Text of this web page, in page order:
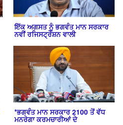
ਇੱਕ ਅਗਸਤ ਨੂੰ ਭਗਵੰਤ ਮਾਨ ਸਰਕਾਰ
ਨਵੀਂ ਰਜਿਸਟ੍ਰੇਸ਼ਨ ਵਾਲੀ
*ਭਗਵੰਤ ਮਾਨ ਸਰਕਾਰ 2100 ਤੋਂ ਵੱਧ
ਮਨਰੇਗਾ ਕਰਮਚਾਰੀਆਂ ਦੇ